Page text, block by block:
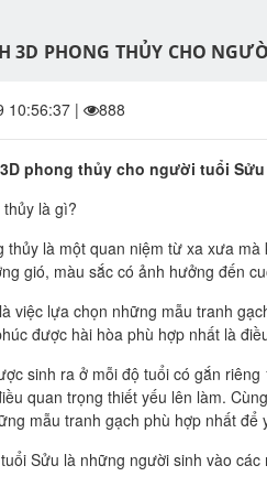
3D PHONG THỦY CHO
10:56:37 | 888
phong thủy cho người tuổi Sửu
là gì?
thủy là một quan niệm từ xa xưa
gió, màu sắc có ảnh hưởng đến
việc lựa chọn những mẫu tranh
được hài hòa phù hợp nhất là
sinh ra ở mỗi độ tuổi có gắn
quan trọng thiết yếu lên làm.
mẫu tranh gạch phù hợp nhất
Sửu là những người sinh vào